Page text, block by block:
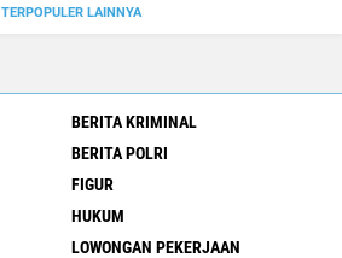
TERPOPULER LAINNYA
BERITA KRIMINAL
BERITA POLRI
FIGUR
HUKUM
LOWONGAN PEKERJAAN